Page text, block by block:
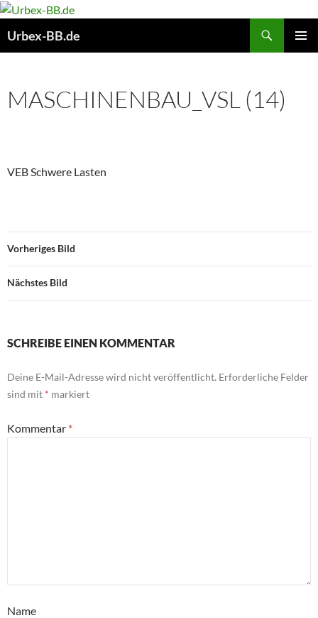
Urbex-BB.de
MASCHINENBAU_VSL (14)
VEB Schwere Lasten
Vorheriges Bild
Nächstes Bild
SCHREIBE EINEN KOMMENTAR
Deine E-Mail-Adresse wird nicht veröffentlicht. Erforderliche Felder
sind mit * markiert
Kommentar *
Name